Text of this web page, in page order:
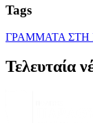
Tags
ΓΡΑΜΜΑΤΑ ΣΤΗ
Τελευταία